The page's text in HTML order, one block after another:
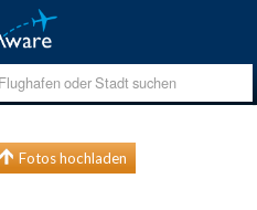
Fotos hochladen